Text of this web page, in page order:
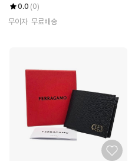
0.0 (0)
무이자 무료배송